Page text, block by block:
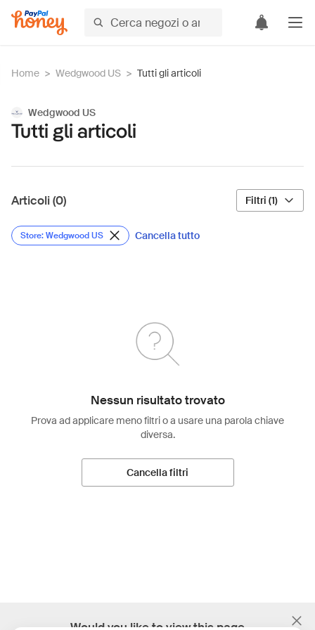
Home > Wedgwood US > Tutti gli articoli
Wedgwood US
Tutti gli articoli
Articoli (0) Filtri (1)
Store: Wedgwood US Cancella tutto
Nessun risultato trovato
Prova ad applicare meno filtri o a usare una parola chiave
diversa.
Cancella filtri